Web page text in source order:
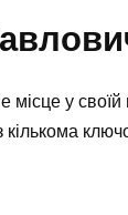
у своїй
кількома